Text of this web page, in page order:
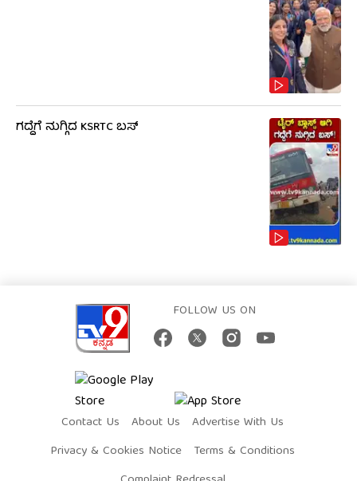
ಗದ್ದೆಗೆ ನುಗ್ಗಿದ KSRTC ಬಸ್
FOLLOW US ON
Contact Us About Us
Advertise With Us
Privacy & Cookies Notice
Terms & Conditions